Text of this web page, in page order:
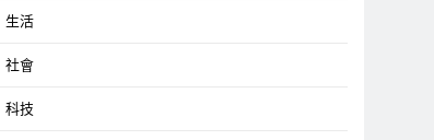
生活
社會
科技